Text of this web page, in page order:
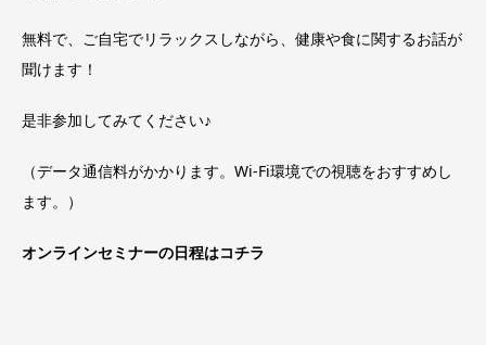
無料で、ご自宅でリラックスしながら、健康や食に関するお話が
聞けます！
是非参加してみてください♪
（データ通信料がかかります。Wi-Fi環境での視聴をおすすめし
ます。）
オンラインセミナーの日程はコチラ